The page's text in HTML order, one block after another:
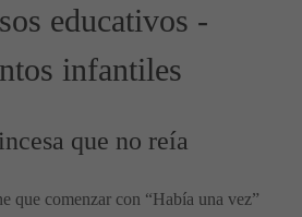
educativos -
infantiles
que no reía
que comenzar con “Había una vez”